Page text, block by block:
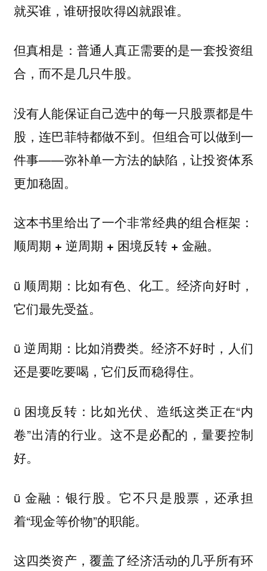
就买谁，谁研报吹得凶就跟谁。
但真相是： 普通人真正需要的是一套投资组
合，而不是几只牛股。
没有人能保证自己选中的每一只股票都是牛
股，连巴菲特都做不到。但组合可以做到一
件事——弥补单一方法的缺陷，让投资体系
更加稳固。
这本书里给出了一个非常经典的组合框架：
顺周期 + 逆周期 + 困境反转 + 金融。
ü 顺周期：比如有色、化工。经济向好时，
它们最先受益。
ü 逆周期：比如消费类。经济不好时，人们
还是要吃要喝，它们反而稳得住。
ü 困境反转：比如光伏、造纸这类正在“内
卷”出清的行业。这不是必配的，量要控制
好。
ü 金融：银行股。它不只是股票，还承担
着“现金等价物”的职能。
这四类资产，覆盖了经济活动的几乎所有环